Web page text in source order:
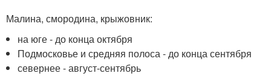
Малина, смородина, крыжовник:
на юге - до конца октября
Подмосковье и средняя полоса - до конца сентября
севернее - август-сентябрь